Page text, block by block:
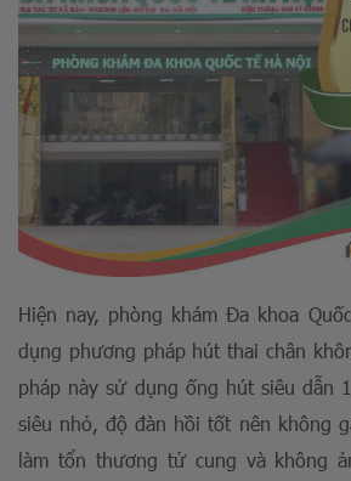
Hiện nay, phòng khám Đa khoa
dụng phương pháp hút thai chân
pháp này sử dụng ống hút siêu dẫn
siêu nhỏ, độ đàn hồi tốt nên không
làm tổn thương tử cung và không